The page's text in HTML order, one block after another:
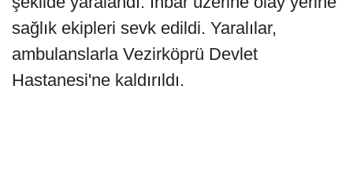
sağlık ekipleri sevk edildi. Yaralılar,
ambulanslarla Vezirköprü Devlet
Hastanesi'ne kaldırıldı.